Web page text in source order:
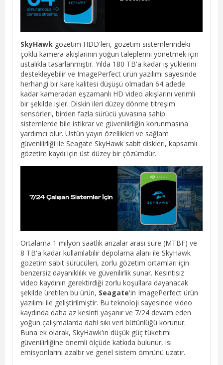
SkyHawk gözetim HDD'leri, gözetim sistemlerindeki
çoklu kamera akışlarının yoğun taleplerini yönetmek için
ustalıkla tasarlanmıştır. Yılda 180 TB'a kadar iş yüklerini
destekleyebilir ve ImagePerfect ürün yazılımı sayesinde
herhangi bir kare kalitesi düşüşü olmadan 64 adede
kadar kameradan eşzamanlı HD video akışlarını verimli
bir şekilde işler. Diskin ileri düzey dönme titreşim
sensörleri, birden fazla sürücü yuvasına sahip
sistemlerde bile istikrar ve güvenilirliğin korunmasına
yardımcı olur. Üstün yayın özellikleri ve sağlam
güvenilirliği ile Seagate SkyHawk sabit diskleri, kapsamlı
gözetim kaydı için üst düzey bir çözümdür.
Ortalama 1 milyon saatlik arızalar arası süre (MTBF) ve
8 TB'a kadar kullanılabilir depolama alanı ile SkyHawk
gözetim sabit sürücüleri, zorlu gözetim ortamları için
benzersiz dayanıklılık ve güvenilirlik sunar. Kesintisiz
video kaydının gerektirdiği zorlu koşullara dayanacak
şekilde üretilen bu ürün, Seagate'in ImagePerfect ürün
yazılımı ile geliştirilmiştir. Bu teknoloji sayesinde video
kaydında daha az kesinti yaşanır ve 7/24 devam eden
yoğun çalışmalarda dahi sıkı veri bütünlüğü korunur.
Buna ek olarak, SkyHawk'ın düşük güç tüketimi
güvenilirliğine önemli ölçüde katkıda bulunur, ısı
emisyonlarını azaltır ve genel sistem ömrünü uzatır.